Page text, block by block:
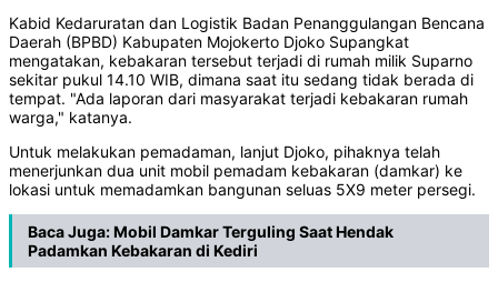
Kabid Kedaruratan dan Logistik Badan Penanggulangan Bencana
Daerah (BPBD) Kabupaten Mojokerto Djoko Supangkat
mengatakan, kebakaran tersebut terjadi di rumah milik Suparno
sekitar pukul 14.10 WIB, dimana saat itu sedang tidak berada di
tempat. "Ada laporan dari masyarakat terjadi kebakaran rumah
warga," katanya.
Untuk melakukan pemadaman, lanjut Djoko, pihaknya telah
menerjunkan dua unit mobil pemadam kebakaran (damkar) ke
lokasi untuk memadamkan bangunan seluas 5X9 meter persegi.
Baca Juga:Mobil Damkar Terguling Saat Hendak
Padamkan Kebakaran di Kediri